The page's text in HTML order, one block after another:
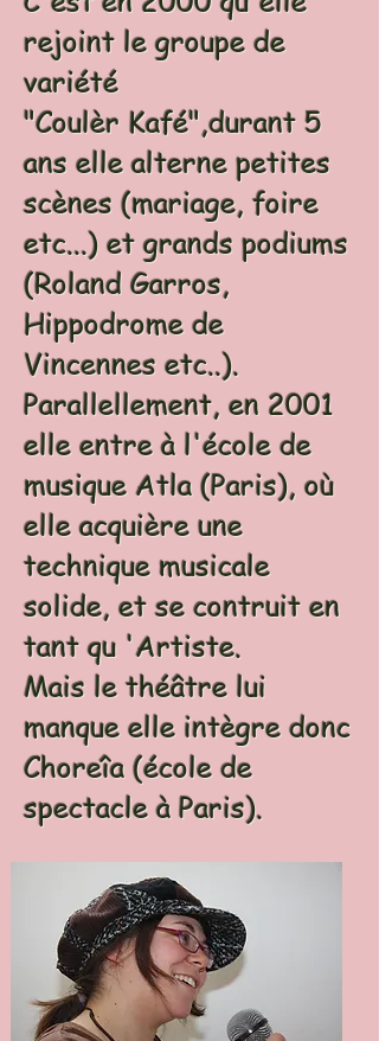
rejoint le groupe de
variété
"Coulèr Kafé",durant 5
ans elle alterne petites
scènes (mariage, foire
etc...) et grands podiums
(Roland Garros,
Hippodrome de
Vincennes etc..).
Parallellement, en 2001
elle entre à l'école de
musique Atla (Paris), où
elle acquière une
technique musicale
solide, et se contruit en
tant qu 'Artiste.
Mais le théâtre lui
manque elle intègre donc
Choreîa (école de
spectacle à Paris).